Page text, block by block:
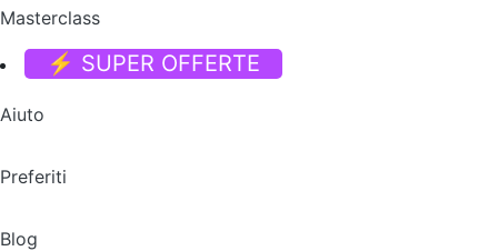
Masterclass
⚡ SUPER OFFERTE
Aiuto
Preferiti
Blog